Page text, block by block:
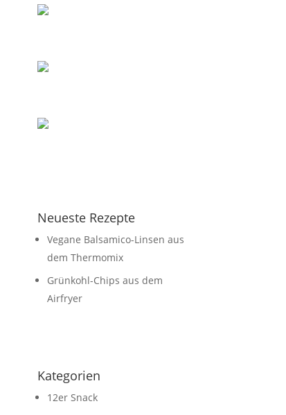
Neueste Rezepte
Vegane Balsamico-Linsen aus
dem Thermomix
Grünkohl-Chips aus dem
Airfryer
Kategorien
12er Snack